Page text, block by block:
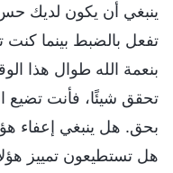
ينبغي أن يكون لديك
تفعل بالضبط بينما كنت
بنعمة الله طوال هذا
تحقق شيئًا، فأنت
بحق. هل ينبغي إعفاء
هل تستطيعون تمييز